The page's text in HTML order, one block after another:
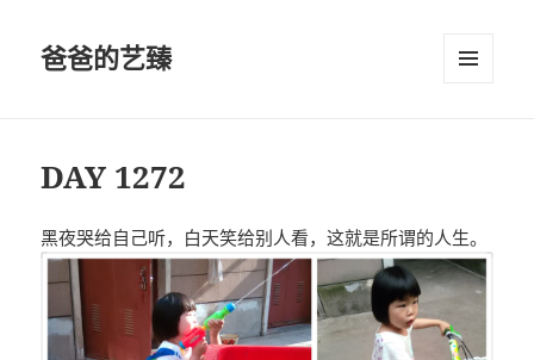
爸爸的艺臻
DAY 1272
黑夜哭给自己听，白天笑给别人看，这就是所谓的人生。